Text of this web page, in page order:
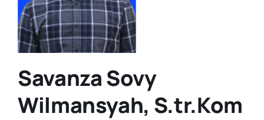
Savanza Sovy
Wilmansyah, S.tr.Kom